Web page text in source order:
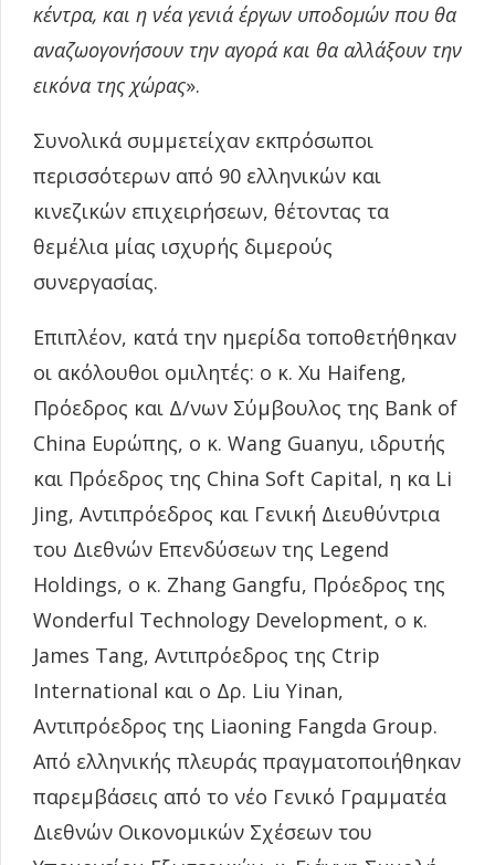
κέντρα, και η νέα γενιά έργων υποδομών που θα
αναζωογονήσουν την αγορά και θα αλλάξουν την
εικόνα της χώρας».
Συνολικά συμμετείχαν εκπρόσωποι
περισσότερων από 90 ελληνικών και
κινεζικών επιχειρήσεων, θέτοντας τα
θεμέλια μίας ισχυρής διμερούς
συνεργασίας.
Επιπλέον, κατά την ημερίδα τοποθετήθηκαν
οι ακόλουθοι ομιλητές: ο κ. Xu Haifeng,
Πρόεδρος και Δ/νων Σύμβουλος της Bank of
China Ευρώπης, ο κ. Wang Guanyu, ιδρυτής
και Πρόεδρος της China Soft Capital, η κα Li
Jing, Αντιπρόεδρος και Γενική Διευθύντρια
του Διεθνών Επενδύσεων της Legend
Holdings, ο κ. Zhang Gangfu, Πρόεδρος της
Wonderful Technology Development, ο κ.
James Tang, Αντιπρόεδρος της Ctrip
International και ο Δρ. Liu Yinan,
Αντιπρόεδρος της Liaoning Fangda Group.
Από ελληνικής πλευράς πραγματοποιήθηκαν
παρεμβάσεις από το νέο Γενικό Γραμματέα
Διεθνών Οικονομικών Σχέσεων του